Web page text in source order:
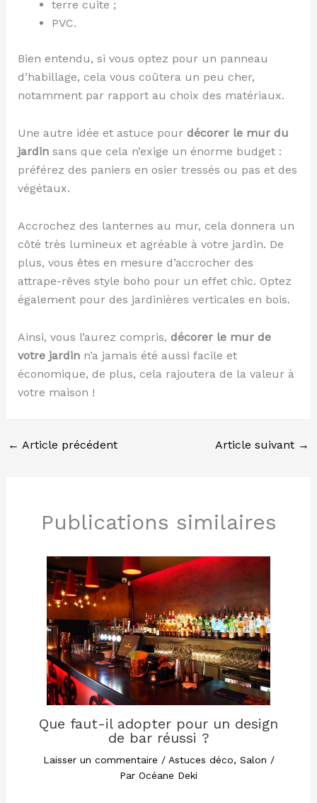
terre cuite ;
PVC.
Bien entendu, si vous optez pour un panneau
d’habillage, cela vous coûtera un peu cher,
notamment par rapport au choix des matériaux.
Une autre idée et astuce pour décorer le mur du
jardinsans que cela n’exige un énorme budget :
préférez des paniers en osier tressés ou pas et des
végétaux.
Accrochez des lanternes au mur, cela donnera un
côté très lumineux et agréable à votre jardin. De
plus, vous êtes en mesure d’accrocher des
attrape-rêves style boho pour un effet chic. Optez
également pour des jardinières verticales en bois.
Ainsi, vous l’aurez compris, décorer le mur de
votre jardinn’a jamais été aussi facile et
économique, de plus, cela rajoutera de la valeur à
votre maison !
← Article précédent Article suivant →
Publications similaires
Que faut-il adopter pour un design
de bar réussi ?
Laisser un commentaire / Astuces déco, Salon /
Par Océane Deki